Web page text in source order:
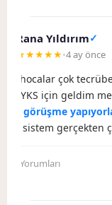
Rana Yıldırım✓
★★★★★•4 ay önce
hocalar çok
YKS için geldim
görüşme
Bu sistem gerçekten
Yorumları